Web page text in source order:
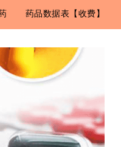
药品数据表【收费】